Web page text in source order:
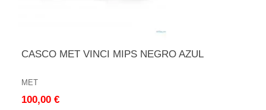
CASCO MET VINCI MIPS NEGRO AZUL
MET
100,00 €